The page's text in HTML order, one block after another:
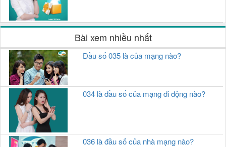
Bài xem nhiều nhất
Đầu số 035 là của mạng nào?
034 là đầu số của mạng di động nào?
036 là đầu số của nhà mạng nào?